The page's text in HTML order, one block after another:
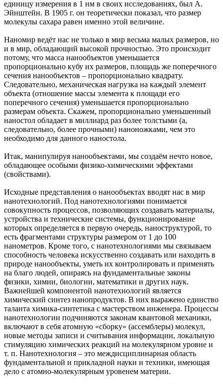
единицу измерения в 1 нм в своих исследованиях, был А.
Эйнштейн. В 1905 г. он теоретически показал, что размер
молекулы сахара равен именно этой величине.
Наномир ведёт нас не только в мир весьма малых размеров, но
и в мир, обладающий высокой прочностью. Это происходит
потому, что масса нанообъектов уменьшается
пропорционально кубу их размеров, площадь же поперечного
сечения нанообъектов – пропорционально квадрату.
Следовательно, механическая нагрузка на каждый элемент
объекта (отношение массы элемента к площади его
поперечного сечения) уменьшается пропорционально
размерам объекта. Скажем, пропорционально уменьшенный
наностол обладает в миллиард раз более толстыми (а,
следовательно, более прочными) наноножками, чем это
необходимо для данного наностола.
Итак, манипулируя нанообъектами, мы создаём нечто новое,
обладающее особыми физико-химическими эффектами
(свойствами).
Исходные представления о нанообъектах вводят нас в мир
нанотехнологий. Под нанотехнологиями понимается
совокупность процессов, позволяющих создавать материалы,
устройства и технические системы, функционирование
которых определяется в первую очередь, наноструктурой, то
есть фрагментами структуры размером от 1 до 100
нанометров. Кроме того, с нанотехнологиями мы связываем
способность человека искусственно создавать или находить в
природе нанообъекты, уметь их контролировать и применять
на благо людей, опираясь на фундаментальные законы
физики, химии, биологии, математики и других наук.
Важнейшей компонентой нанотехнологий является
химический синтез нанопродуктов. В них выражено единство
таланта химика-синтетика с мастерством инженера. Процессы
нанотехнологии подчиняются законам квантовой механики,
включают в себя атомную «сборку» (ассемблеры) молекул,
новые методы записи и считывания информации, локальную
стимуляцию химических реакций на молекулярном уровне и
т. п. Нанотехнология – это междисциплинарная область
фундаментальной и прикладной науки и техники, имеющая
дело с атомно-молекулярным уровенем материи.